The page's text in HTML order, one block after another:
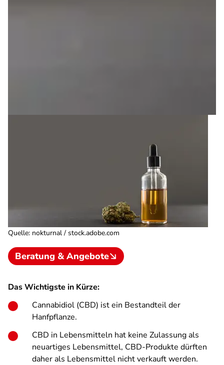
Quelle: nokturnal / stock.adobe.com
Beratung & Angebote
Das Wichtigste in Kürze:
Cannabidiol (CBD) ist ein Bestandteil der
Hanfpflanze.
CBD in Lebensmitteln hat keine Zulassung als
neuartiges Lebensmittel, CBD-Produkte dürften
daher als Lebensmittel nicht verkauft werden.